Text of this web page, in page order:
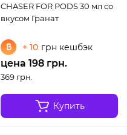
CHASER FOR PODS 30 мл со
вкусом Гранат
+ 10 грн кешбэк
цена 198 грн.
369 грн.
Купить